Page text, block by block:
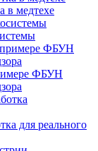
в медтехе
ФБУН
для реального